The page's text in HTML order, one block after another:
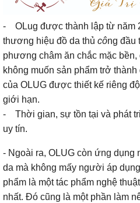
- OLug được thành lập từ năm
thương hiệu đồ da thủ công đầu
phương châm ăn chắc mặc
không muốn sản phẩm trở
của OLUG được thiết kế riêng
giới hạn.
- Thời gian, sự tồn tại và phát
uy tín.
- Ngoài ra, OLUG còn ứng dụng
da mà không mấy người áp
phẩm là một tác phẩm nghệ
nhất. Đó cũng là một phần làm